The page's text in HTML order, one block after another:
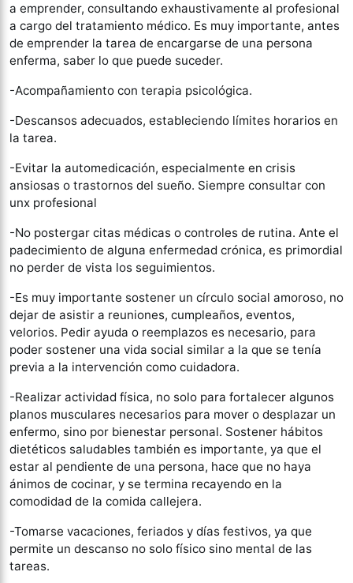
a emprender, consultando exhaustivamente al profesional
a cargo del tratamiento médico. Es muy importante, antes
de emprender la tarea de encargarse de una persona
enferma, saber lo que puede suceder.
-Acompañamiento con terapia psicológica.
-Descansos adecuados, estableciendo límites horarios en
la tarea.
-Evitar la automedicación, especialmente en crisis
ansiosas o trastornos del sueño. Siempre consultar con
unx profesional
-No postergar citas médicas o controles de rutina. Ante el
padecimiento de alguna enfermedad crónica, es primordial
no perder de vista los seguimientos.
-Es muy importante sostener un círculo social amoroso, no
dejar de asistir a reuniones, cumpleaños, eventos,
velorios. Pedir ayuda o reemplazos es necesario, para
poder sostener una vida social similar a la que se tenía
previa a la intervención como cuidadora.
-Realizar actividad física, no solo para fortalecer algunos
planos musculares necesarios para mover o desplazar un
enfermo, sino por bienestar personal. Sostener hábitos
dietéticos saludables también es importante, ya que el
estar al pendiente de una persona, hace que no haya
ánimos de cocinar, y se termina recayendo en la
comodidad de la comida callejera.
-Tomarse vacaciones, feriados y días festivos, ya que
permite un descanso no solo físico sino mental de las
tareas.